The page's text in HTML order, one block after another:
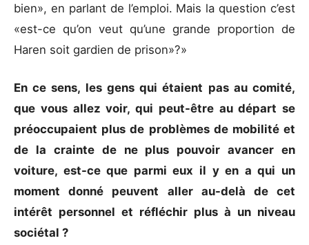
bien», en parlant de l’emploi. Mais la question c’est
«est-ce qu’on veut qu’une grande proportion de
Haren soit gardien de prison»?»
En ce sens, les gens qui étaient pas au comité,
que vous allez voir, qui peut-être au départ se
préoccupaient plus de problèmes de mobilité et
de la crainte de ne plus pouvoir avancer en
voiture, est-ce que parmi eux il y en a qui un
moment donné peuvent aller au-delà de cet
intérêt personnel et réfléchir plus à un niveau
sociétal ?